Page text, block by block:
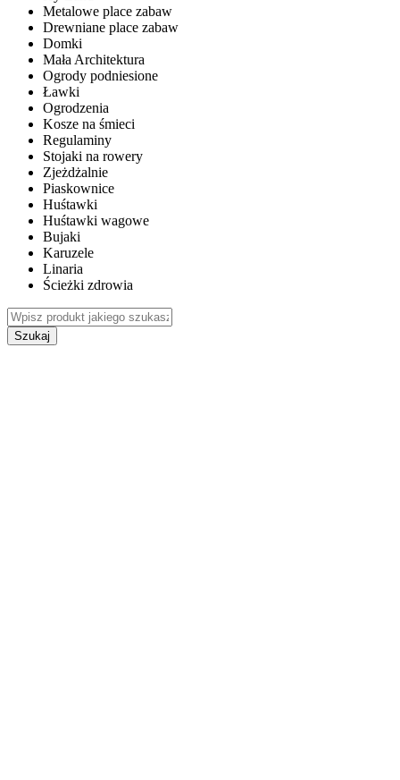
Metalowe place zabaw
Drewniane place zabaw
Domki
Mała Architektura
Ogrody podniesione
Ławki
Ogrodzenia
Kosze na śmieci
Regulaminy
Stojaki na rowery
Zjeżdżalnie
Piaskownice
Huśtawki
Huśtawki wagowe
Bujaki
Karuzele
Linaria
Ścieżki zdrowia
Szukaj